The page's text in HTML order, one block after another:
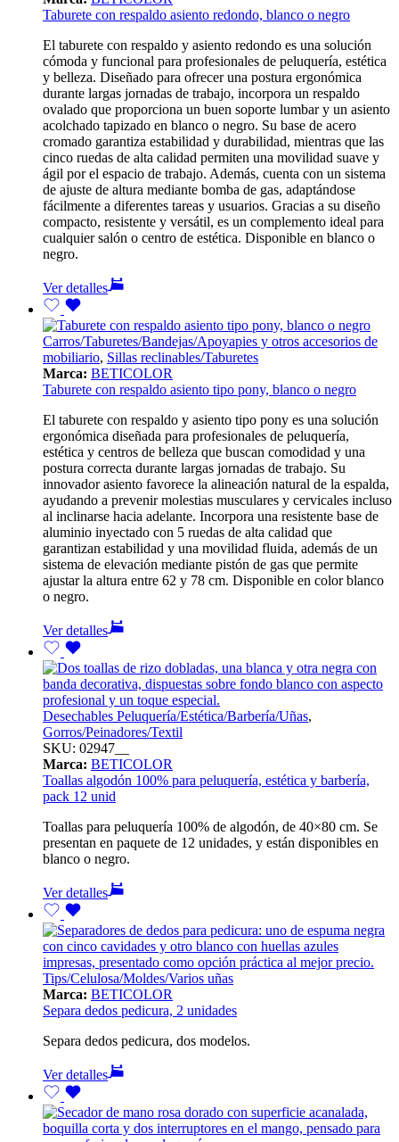
Taburete con respaldo asiento redondo, blanco o negro
El taburete con respaldo y asiento redondo es una solución
cómoda y funcional para profesionales de peluquería, estética
y belleza. Diseñado para ofrecer una postura ergonómica
durante largas jornadas de trabajo, incorpora un respaldo
ovalado que proporciona un buen soporte lumbar y un asiento
acolchado tapizado en blanco o negro. Su base de acero
cromado garantiza estabilidad y durabilidad, mientras que las
cinco ruedas de alta calidad permiten una movilidad suave y
ágil por el espacio de trabajo. Además, cuenta con un sistema
de ajuste de altura mediante bomba de gas, adaptándose
fácilmente a diferentes tareas y usuarios. Gracias a su diseño
compacto, resistente y versátil, es un complemento ideal para
cualquier salón o centro de estética. Disponible en blanco o
negro.
Ver detalles
Carros/Taburetes/Bandejas/Apoyapies y otros accesorios de
mobiliario, Sillas reclinables/Taburetes
Marca: BETICOLOR
Taburete con respaldo asiento tipo pony, blanco o negro
El taburete con respaldo y asiento tipo pony es una solución
ergonómica diseñada para profesionales de peluquería,
estética y centros de belleza que buscan comodidad y una
postura correcta durante largas jornadas de trabajo. Su
innovador asiento favorece la alineación natural de la espalda,
ayudando a prevenir molestias musculares y cervicales incluso
al inclinarse hacia adelante. Incorpora una resistente base de
aluminio inyectado con 5 ruedas de alta calidad que
garantizan estabilidad y una movilidad fluida, además de un
sistema de elevación mediante pistón de gas que permite
ajustar la altura entre 62 y 78 cm. Disponible en color blanco
o negro.
Ver detalles
Desechables Peluquería/Estética/Barbería/Uñas,
Gorros/Peinadores/Textil
SKU: 02947__
Marca: BETICOLOR
Toallas algodón 100% para peluquería, estética y barbería,
pack 12 unid
Toallas para peluquería 100% de algodón, de 40×80 cm. Se
presentan en paquete de 12 unidades, y están disponibles en
blanco o negro.
Ver detalles
Tips/Celulosa/Moldes/Varios uñas
Marca: BETICOLOR
Separa dedos pedicura, 2 unidades
Separa dedos pedicura, dos modelos.
Ver detalles